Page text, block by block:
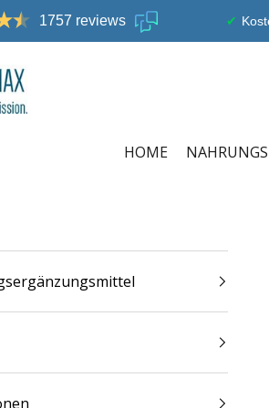
1757 reviews
HOME